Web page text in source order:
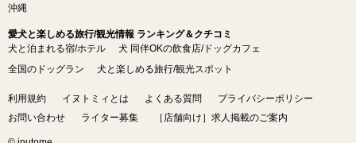
沖縄
愛犬と楽しめる旅行/観光情報 ランキング＆クチコミ
犬と泊まれる宿/ホテル
犬 同伴OKの飲食店/ドッグカフェ
全国のドッグラン
犬と楽しめる旅行/観光スポット
利用規約 イヌトミィとは よくある質問
プライバシーポリシー
お問い合わせ
ライター募集 ［店舗向け］求人掲載のご案内